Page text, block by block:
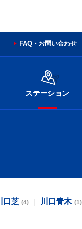
FAQ・お問い合わせ
ステーション
口芝 (4) 川口青木 (1)